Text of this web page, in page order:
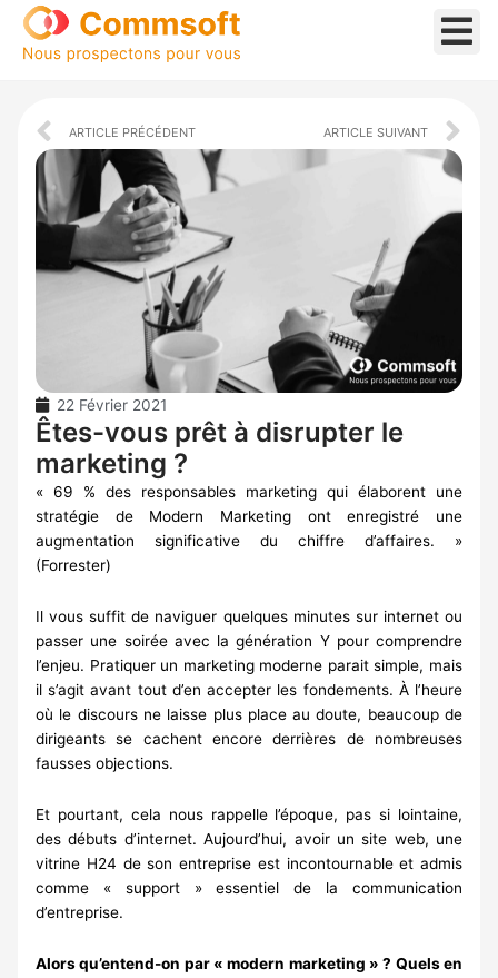
Aller
contenu
Prev
ARTICLE PRÉCÉDENT ARTICLE SUIVANT
22 Février 2021
Êtes-vous prêt à disrupter le
marketing ?
« 69 % des responsables marketing qui élaborent une
stratégie de Modern Marketing ont enregistré une
augmentation significative du chiffre d’affaires. »
(Forrester)
Il vous suffit de naviguer quelques minutes sur internet ou
passer une soirée avec la génération Y pour comprendre
l’enjeu. Pratiquer un marketing moderne parait simple, mais
il s’agit avant tout d’en accepter les fondements. À l’heure
où le discours ne laisse plus place au doute, beaucoup de
dirigeants se cachent encore derrières de nombreuses
fausses objections.
Et pourtant, cela nous rappelle l’époque, pas si lointaine,
des débuts d’internet. Aujourd’hui, avoir un site web, une
vitrine H24 de son entreprise est incontournable et admis
comme « support » essentiel de la communication
d’entreprise.
Alors qu’entend-on par « modern marketing » ? Quels en